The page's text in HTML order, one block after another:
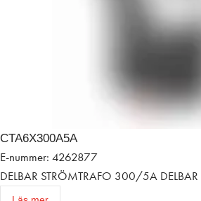
CTA6X300A5A
E-nummer: 4262877
DELBAR STRÖMTRAFO 300/5A DELBAR